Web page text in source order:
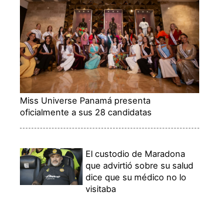
Miss Universe Panamá presenta
oficialmente a sus 28 candidatas
El custodio de Maradona
que advirtió sobre su salud
dice que su médico no lo
visitaba